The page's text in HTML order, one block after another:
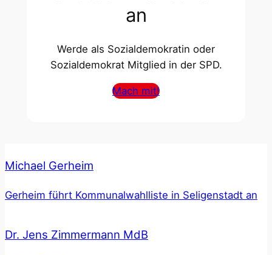
an
Werde als Sozialdemokratin oder
Sozialdemokrat Mitglied in der SPD.
Mach mit!
Michael Gerheim
Gerheim führt Kommunalwahlliste in Seligenstadt an
Dr. Jens Zimmermann MdB